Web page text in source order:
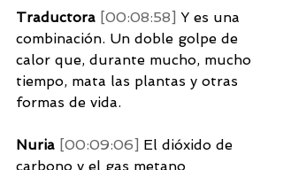
Traductora [00:08:58] Y es una
combinación. Un doble golpe de
calor que, durante mucho, mucho
tiempo, mata las plantas y otras
formas de vida.
Nuria [00:09:06] El dióxido de
carbono y el gas metano